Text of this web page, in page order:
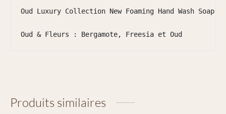
Oud Luxury Collection New Foaming Hand Wash
Oud & Fleurs : Bergamote, Freesia et Oud
Produits similaires